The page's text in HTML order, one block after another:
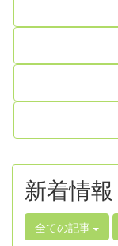
新着情報
全ての記事